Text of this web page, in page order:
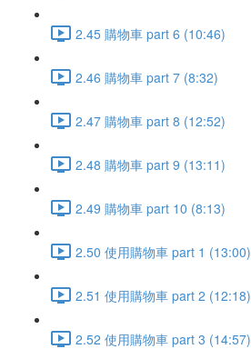
2.45 購物車 part 6 (10:46)
2.46 購物車 part 7 (8:32)
2.47 購物車 part 8 (12:52)
2.48 購物車 part 9 (13:11)
2.49 購物車 part 10 (8:13)
2.50 使用購物車 part 1 (13:00)
2.51 使用購物車 part 2 (12:18)
2.52 使用購物車 part 3 (14:57)